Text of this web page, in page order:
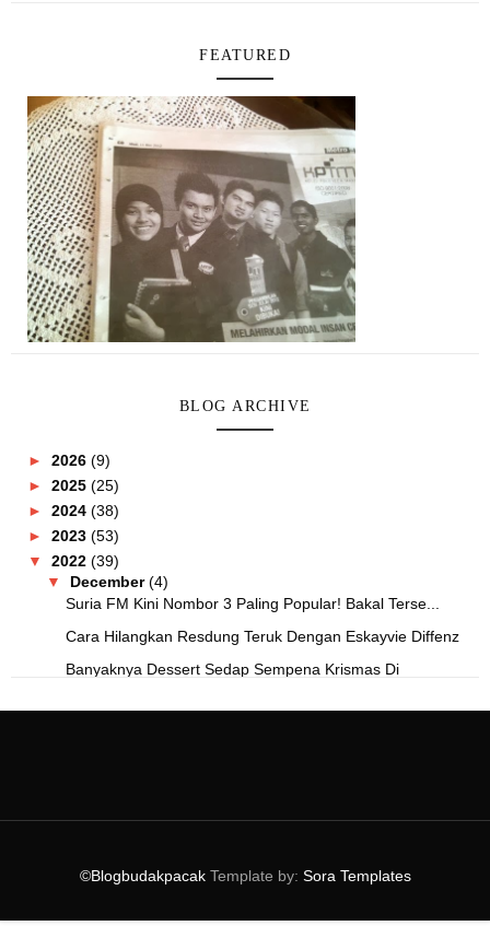
FEATURED
BLOG ARCHIVE
► 2026 (9)
► 2025 (25)
► 2024 (38)
► 2023 (53)
▼ 2022 (39)
▼ December(4)
Suria FM Kini Nombor 3 Paling Popular! Bakal Terse...
Cara Hilangkan Resdung Teruk Dengan Eskayvie Diffenz
Banyaknya Dessert Sedap Sempena Krismas Di
►July(2)
April(11)
►February(2)
©Blogbudakpacak Template by: Sora Templates